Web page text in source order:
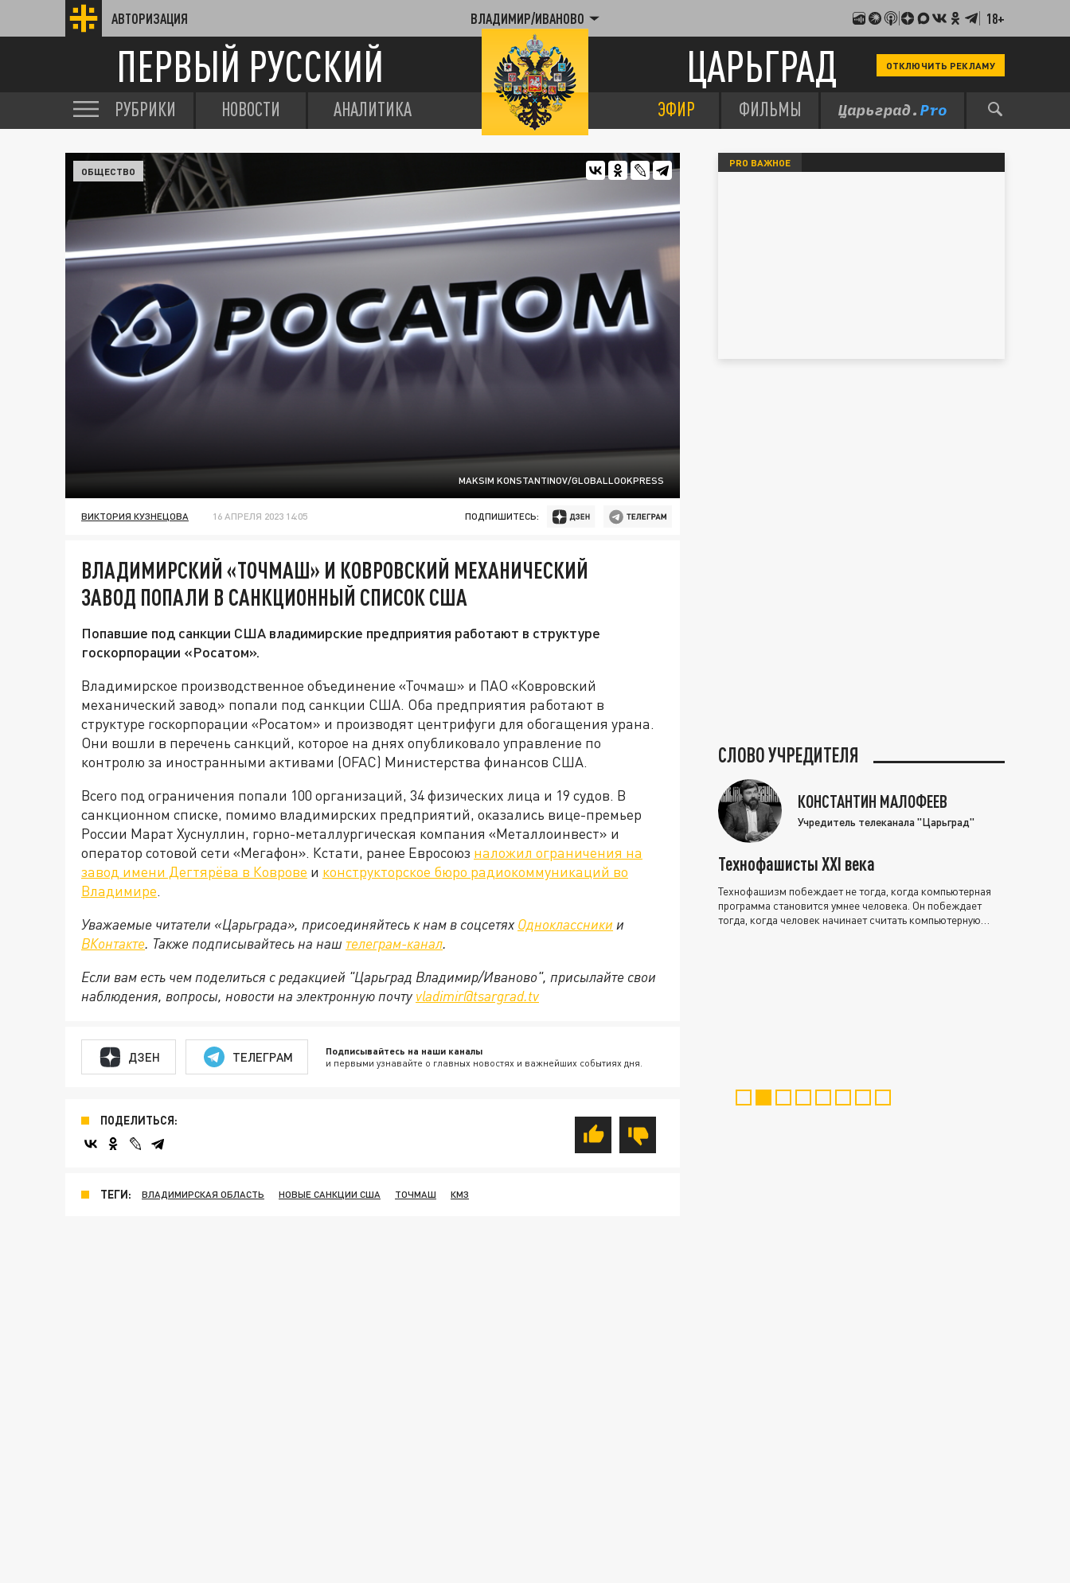
АВТОРИЗАЦИЯ ВЛАДИМИР/ИВАНОВО 18+
ПЕРВЫЙ РУССКИЙ ЦАРЬГРАД ОТКЛЮЧИТЬ РЕКЛАМУ
РУБРИКИ НОВОСТИ АНАЛИТИКА ЭФИР ФИЛЬМЫ
MAKSIM KONSTANTINOV/GLOBALLOOKPRESS
ОБЩЕСТВО
ВИКТОРИЯ КУЗНЕЦОВА 16 АПРЕЛЯ 2023 14:05 ПОДПИШИТЕСЬ:
ВЛАДИМИРСКИЙ «ТОЧМАШ» И КОВРОВСКИЙ МЕХАНИЧЕСКИЙ
ЗАВОД ПОПАЛИ В САНКЦИОННЫЙ СПИСОК США
Попавшие под санкции США владимирские предприятия работают в структуре
госкорпорации «Росатом».
Владимирское производственное объединение «Точмаш» и ПАО «Ковровский
механический завод» попали под санкции США. Оба предприятия работают в
структуре госкорпорации «Росатом» и производят центрифуги для обогащения урана.
Они вошли в перечень санкций, которое на днях опубликовало управление по
контролю за иностранными активами (OFAC) Министерства финансов США.
Всего под ограничения попали 100 организаций, 34 физических лица и 19 судов. В
санкционном списке, помимо владимирских предприятий, оказались вице-премьер
России Марат Хуснуллин, горно-металлургическая компания «Металлоинвест» и
оператор сотовой сети «Мегафон». Кстати, ранее Евросоюз наложил ограничения на
завод имени Дегтярёва в Коврове и конструкторское бюро радиокоммуникаций во
Владимире.
Уважаемые читатели «Царьграда», присоединяйтесь к нам в соцсетях Одноклассники и
ВКонтакте. Также подписывайтесь на наш телеграм-канал.
Если вам есть чем поделиться с редакцией "Царьград Владимир/Иваново", присылайте свои
наблюдения, вопросы, новости на электронную почту vladimir@tsargrad.tv
ДЗЕН ТЕЛЕГРАМ Подписывайтесь на наши каналы
и первыми узнавайте о главных новостях и важнейших событиях дня.
ПОДЕЛИТЬСЯ:
ТЕГИ: ВЛАДИМИРСКАЯ ОБЛАСТЬ НОВЫЕ САНКЦИИ США ТОЧМАШ КМЗ
PRO ВАЖНОЕ
СЛОВО УЧРЕДИТЕЛЯ
КОНСТАНТИН МАЛОФЕЕВ
Учредитель телеканала "Царьград"
Технофашисты XXI века
Технофашизм побеждает не тогда, когда компьютерная
программа становится умнее человека. Он побеждает
тогда, когда человек начинает считать компьютерную